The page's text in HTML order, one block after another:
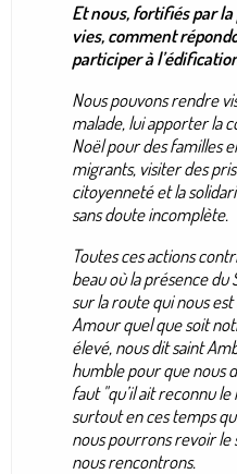
Et nous, fortifiés par
vies, comment
participer à
Nous pouvons rendre
malade, lui apporter la
Noël pour des familles
migrants, visiter des
citoyenneté et la
sans doute incomplète.
Toutes ces actions
beau où la présence du
sur la route qui nous
Amour quel que soit
élevé, nous dit saint
humble pour que nous
faut"qu’il ait reconnu
surtout en ces temps
nous pourrons revoir le
nous rencontrons.